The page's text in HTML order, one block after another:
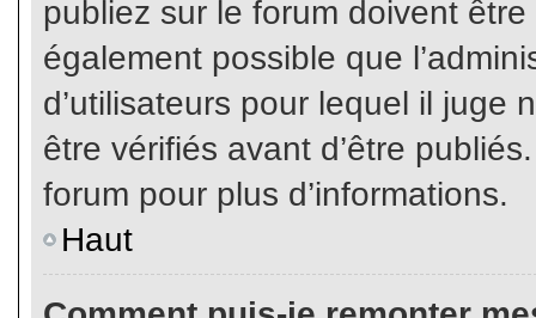
publiez sur le forum doivent
également possible que
d’utilisateurs pour lequel il juge
être vérifiés avant d’être
forum pour plus d’informations.
Haut